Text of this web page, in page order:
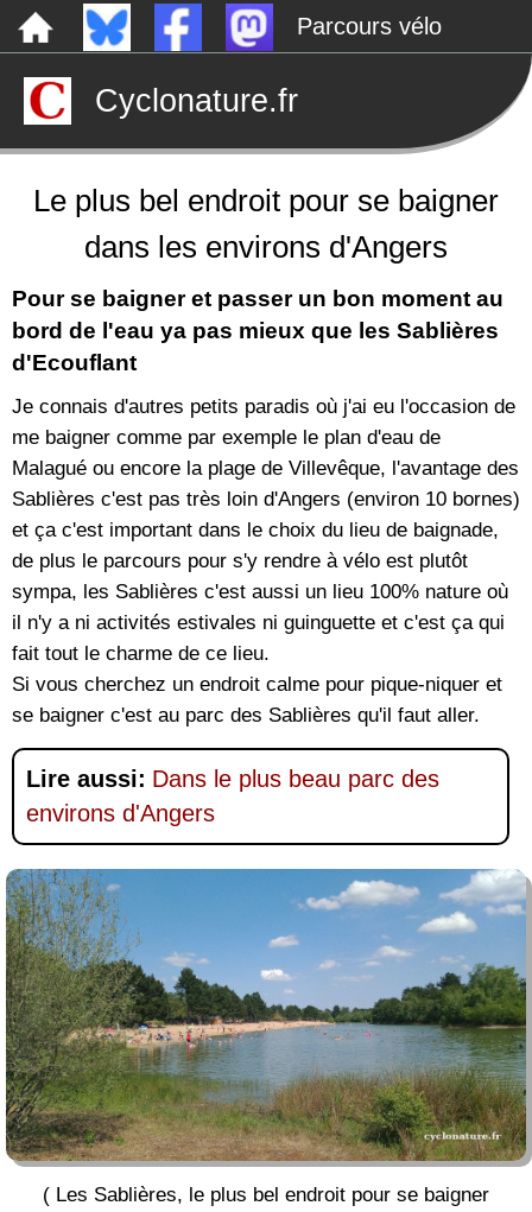
Parcours vélo
Dépôts sauvages
Le canal de Nantes à Brest à vélo
Rechercher
Cyclonature.fr
Le plus bel endroit pour se baigner
dans les environs d'Angers
Pour se baigner et passer un bon moment au
bord de l'eau ya pas mieux que les Sablières
d'Ecouflant
Je connais d'autres petits paradis où j'ai eu l'occasion de
me baigner comme par exemple le plan d'eau de
Malagué ou encore la plage de Villevêque, l'avantage des
Sablières c'est pas très loin d'Angers (environ 10 bornes)
et ça c'est important dans le choix du lieu de baignade,
de plus le parcours pour s'y rendre à vélo est plutôt
sympa, les Sablières c'est aussi un lieu 100% nature où
il n'y a ni activités estivales ni guinguette et c'est ça qui
fait tout le charme de ce lieu.
Si vous cherchez un endroit calme pour pique-niquer et
se baigner c'est au parc des Sablières qu'il faut aller.
Lire aussi: Dans le plus beau parc des
environs d'Angers
( Les Sablières, le plus bel endroit pour se baigner